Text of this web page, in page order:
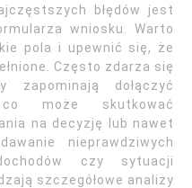
błędów jest
wniosku. Warto
pola i upewnić się, że
Często zdarza się
zapominają dołączyć
co może skutkować
na decyzję lub nawet
nieprawdziwych
czy sytuacji
szczegółowe analizy